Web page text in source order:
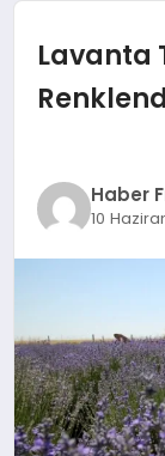
YAŞAM
TEKNOLOJİ
EKONOMİ
EĞİTİM
DÜNYA
Lavanta
Haber
10